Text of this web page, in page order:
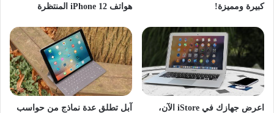
كبيرة ومميزة!
هواتف iPhone 12 المنتظرة
اعرض جهازك في iStore الآن،
آبل تطلق عدة نماذج من حواسب